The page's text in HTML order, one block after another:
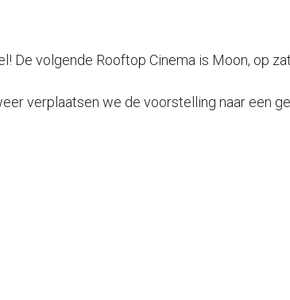
De volgende Rooftop Cinema is Moon, op
verplaatsen we de voorstelling naar een